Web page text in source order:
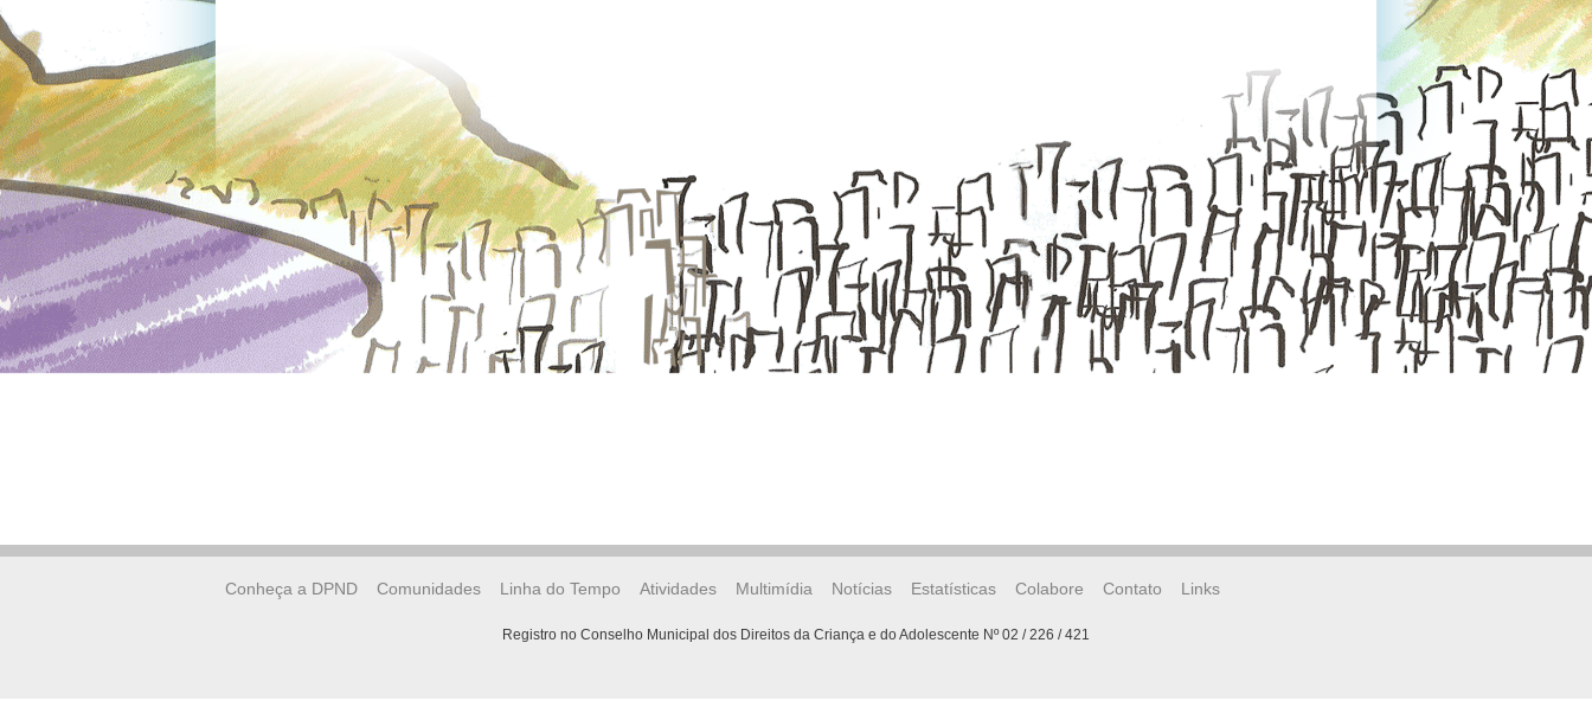
Conheça a DPND Comunidades Linha do Tempo Atividades Multimídia Notícias Estatísticas Colabore Contato Links
Registro no Conselho Municipal dos Direitos da Criança e do Adolescente Nº 02 / 226 / 421